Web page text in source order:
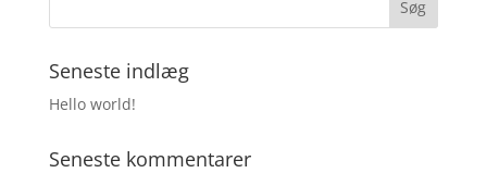
Seneste indlæg
Hello world!
Seneste kommentarer